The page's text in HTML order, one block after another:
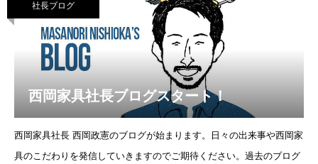
社長ブログ
西岡家具社長ブログスタート！
西岡家具社長 西岡政憲のブログが始まります。日々の出来事や西岡家
具のこだわりを発信していきますのでご期待ください。過去のブログ